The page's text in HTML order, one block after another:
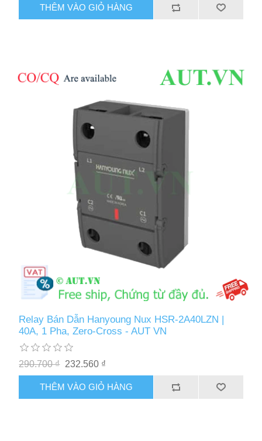
THÊM VÀO GIỎ HÀNG
Relay Bán Dẫn Hanyoung Nux HSR-2A40LZN |
40A, 1 Pha, Zero-Cross - AUT VN
290.700 ₫ 232.560 ₫
THÊM VÀO GIỎ HÀNG